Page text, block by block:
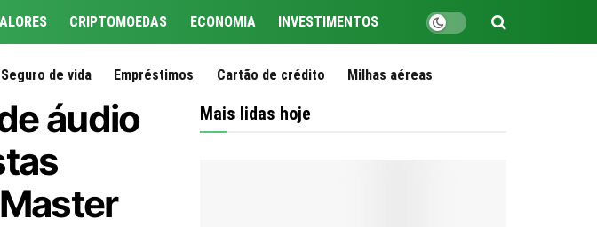
CRIPTOMOEDAS ECONOMIA INVESTIMENTOS
Seguro de vida Empréstimos Cartão de crédito Milhas aéreas
áudio
Mais lidas hoje